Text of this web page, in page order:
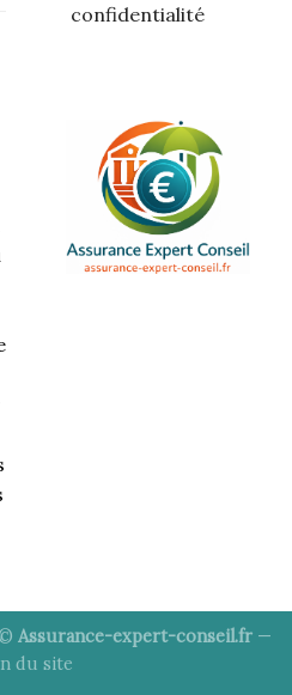
confidentialité
Assurance-expert-conseil.fr —
du site